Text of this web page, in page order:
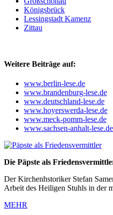
Königsbrück
Lessingstadt Kamenz
Zittau
Weitere Beiträge auf:
www.berlin-lese.de
www.brandenburg-lese.de
www.deutschland-lese.de
www.hoyerswerda-lese.de
www.meck-pomm-lese.de
www.sachsen-anhalt-lese.de
Die Päpste als
Der Kirchenhstoriker Stefan
Arbeit des Heiligen Stuhls in der
MEHR